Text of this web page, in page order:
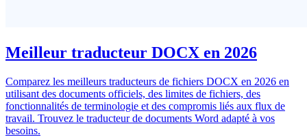
Meilleur traducteur DOCX en 2026
Comparez les meilleurs traducteurs de fichiers DOCX en 2026 en
utilisant des documents officiels, des limites de fichiers, des
fonctionnalités de terminologie et des compromis liés aux flux de
travail. Trouvez le traducteur de documents Word adapté à vos
besoins.